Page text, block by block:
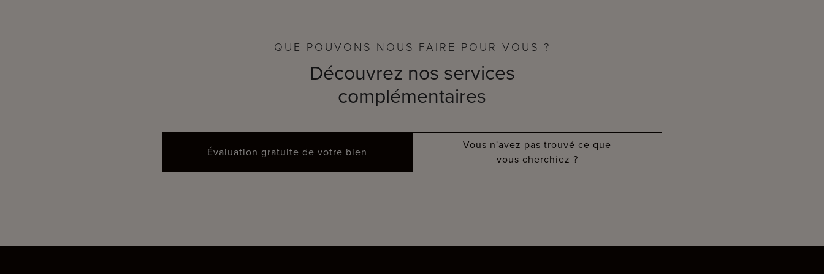
QUE POUVONS-NOUS FAIRE POUR VOUS ?
Découvrez nos services
complémentaires
Évaluation gratuite de votre bien
Vous n'avez pas trouvé ce que
vous cherchiez ?